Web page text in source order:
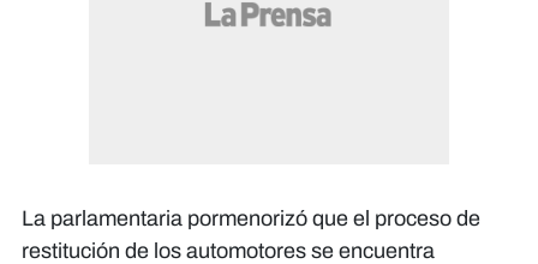
La parlamentaria pormenorizó que el proceso de
restitución de los automotores se encuentra